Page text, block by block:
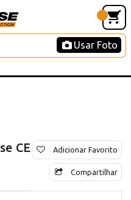
Usar Foto
CE Adicionar Favorito
Compartilhar